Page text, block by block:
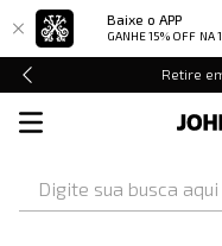
Baixe o APP
GANHE 15% OFF NA
Retire